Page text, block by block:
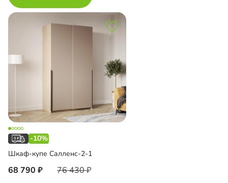
-10%
Шкаф-купе Салленс-2-1
68 790 76 430